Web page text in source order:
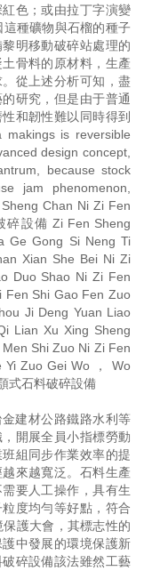
色；或由拉丁字演變
種礦物與石榴的種子
明移動破碎站處理的
骨料的原材料，生產
從上述分析可知，盡
研究，但是由于普通
和韌性難以同時得到
is reversible
design concept,
because stock
jam phenomenon,
Chan Ni Zi Fen
碎設備 Zi Fen Sheng
Ge Gong Si Neng Ti
Xian She Bei Ni Zi
Duo Shao Ni Zi Fen
Fen Shi Gao Fen Zuo
Ji Deng Yuan Liao
Lian Xu Xing Sheng
Shi Zuo Ni Zi Fen
Yi Zuo Gei Wo ， Wo
式石料破碎設備
建材公路鐵路水利等
開展全員小指標勞動
組同步作業效率的提
來越寬泛。石料生產
要人工操作，具有生
度均勻等好點，符合
護大會，其標志性的
中發展的環境保護新
碎設備該法雖然工藝